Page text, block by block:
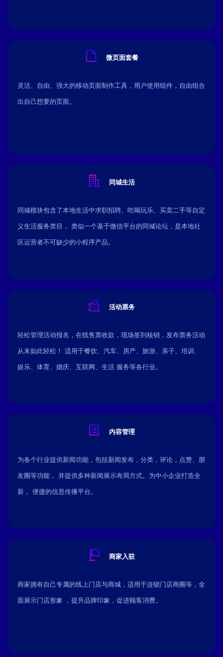
微页面套餐
灵活、自由、强大的移动页面制作工具，用户使用组件，自由组合
出自己想要的页面。
同城生活
同城模块包含了本地生活中求职招聘、吃喝玩乐、买卖二手等自定
义生活服务类目， 类似一个基于微信平台的同城论坛，是本地社
区运营者不可缺少的小程序产品。
活动票务
轻松管理活动报名，在线售票收款，现场签到核销，发布票务活动
从未如此轻松！ 适用于餐饮、汽车、房产、旅游、亲子、培训、
娱乐、体育、婚庆、互联网、生活 服务等各行业。
内容管理
为各个行业提供新闻功能，包括新闻发布，分类，评论，点赞、朋
友圈等功能， 并提供多种新闻展示布局方式。为中小企业打造全
新， 便捷的信息传播平台。
商家入驻
商家拥有自己专属的线上门店与商城，适用于连锁门店商圈等，全
面展示门店形象 ，提升品牌印象，促进顾客消费。